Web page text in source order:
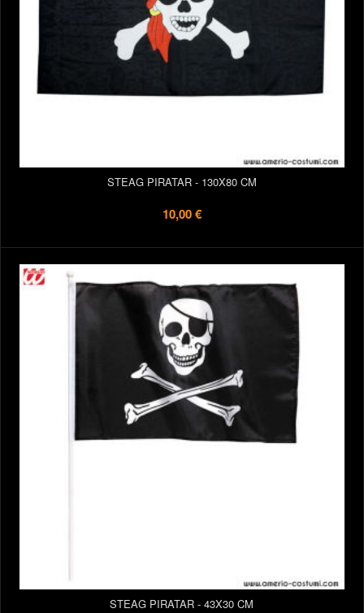
STEAG PIRATAR - 130X80 CM
10,00 €
STEAG PIRATAR - 43X30 CM